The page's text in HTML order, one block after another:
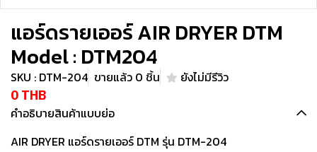
แอร์ดรายเออร์ AIR DRYER DTM
Model : DTM204
SKU : DTM-204 ขายแล้ว 0 ชิ้น ยังไม่มีรีวิว
0 THB
คำอธิบายสินค้าแบบย่อ
AIR DRYER แอร์ดรายเออร์ DTM รุ่น DTM-204